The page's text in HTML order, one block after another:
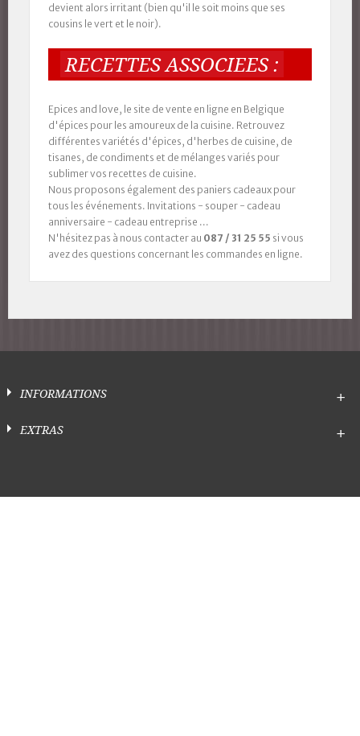
devient alors irritant (bien qu'il le soit moins que ses
cousins le vert et le noir).
RECETTES ASSOCIEES :
Epices and love, le site de vente en ligne en Belgique
d'épices pour les amoureux de la cuisine. Retrouvez
différentes variétés d'épices, d'herbes de cuisine, de
tisanes, de condiments et de mélanges variés pour
sublimer vos recettes de cuisine.
Nous proposons également des paniers cadeaux pour
tous les événements. Invitations - souper - cadeau
anniversaire - cadeau entreprise ...
N'hésitez pas à nous contacter au 087 / 31 25 55 si vous
avez des questions concernant les commandes en ligne.
INFORMATIONS
EXTRAS